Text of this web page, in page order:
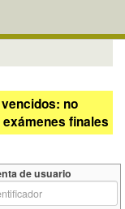
no
finales
de usuario